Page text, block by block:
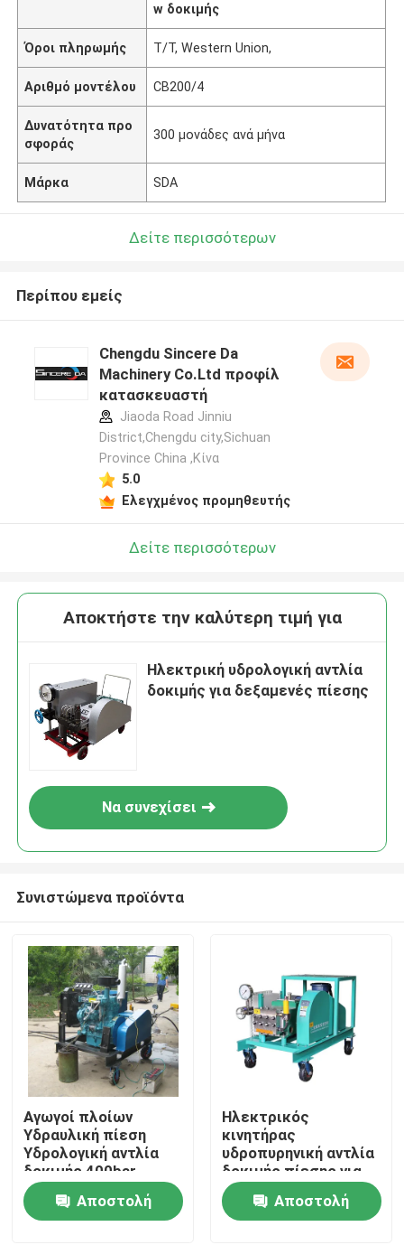
Σπίτι
Προϊόντα
w δοκιμής
Όροι πληρωμής T/T, Western Union,
Αριθμό μοντέλου CB200/4
Δυνατότητα προ
σφοράς
300 μονάδες ανά μήνα
Μάρκα SDA
Δείτε περισσότερων
Περίπου εμείς
Chengdu Sincere Da
Machinery Co.Ltd προφίλ
κατασκευαστή
Jiaoda Road Jinniu
District,Chengdu city,Sichuan
Province China ,Κίνα
5.0
Ελεγχμένος προμηθευτής
Δείτε περισσότερων
Αποκτήστε την καλύτερη τιμή για
Ηλεκτρική υδρολογική αντλία
δοκιμής για δεξαμενές πίεσης
Να συνεχίσει
Συνιστώμενα προϊόντα
Αγωγοί πλοίων
Υδραυλική πίεση
Υδρολογική αντλία
δοκιμής 400bar
Ντίζελ μηχανή
Αποστολή
Ηλεκτρικός
κινητήρας
υδροπυρηνική αντλία
δοκιμής πίεσης για
αγωγούς δοκιμή
πίεσης 15000psi
Αποστολή